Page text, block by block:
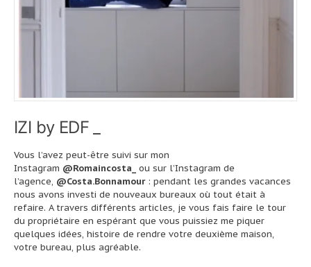
IZI by EDF _
Vous l’avez peut-être suivi sur mon
Instagram @Romaincosta_
ou sur l’Instagram de
l’agence, @Costa.Bonnamour: pendant les grandes vacances
nous avons investi de nouveaux bureaux où tout était à
refaire. A travers différents articles, je vous fais faire le tour
du propriétaire en espérant que vous puissiez me piquer
quelques idées, histoire de rendre votre deuxième maison,
votre bureau, plus agréable.